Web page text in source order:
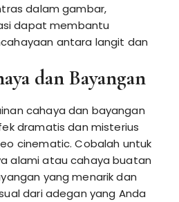
dalam gambar,
dapat membantu
antara langit dan
dan Bayangan
cahaya dan bayangan
dramatis dan misterius
cinematic. Cobalah untuk
alami atau cahaya buatan
yang menarik dan
dari adegan yang Anda